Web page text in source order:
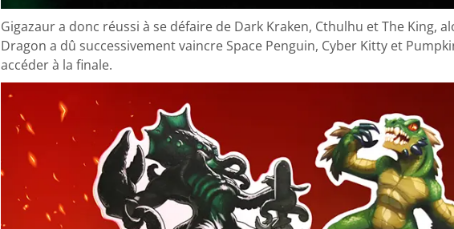
Gigazaur a donc réussi à se défaire de Dark Kraken, Cthulhu et The King,
Dragon a dû successivement vaincre Space Penguin, Cyber Kitty et
accéder à la finale.